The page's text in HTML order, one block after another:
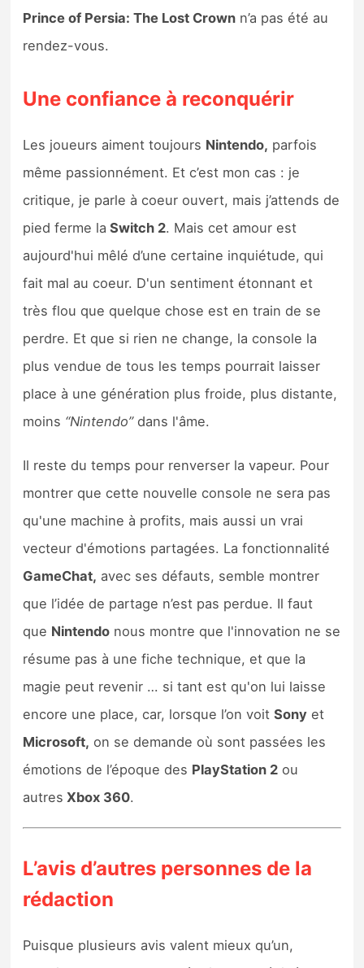
Prince of Persia: The Lost Crown n’a pas été au
rendez-vous.
Une confiance à reconquérir
Les joueurs aiment toujours Nintendo, parfois
même passionnément. Et c’est mon cas : je
critique, je parle à coeur ouvert, mais j’attends de
pied ferme la Switch 2. Mais cet amour est
aujourd'hui mêlé d’une certaine inquiétude, qui
fait mal au coeur. D'un sentiment étonnant et
très flou que quelque chose est en train de se
perdre. Et que si rien ne change, la console la
plus vendue de tous les temps pourrait laisser
place à une génération plus froide, plus distante,
moins “Nintendo”dans l'âme.
Il reste du temps pour renverser la vapeur. Pour
montrer que cette nouvelle console ne sera pas
qu'une machine à profits, mais aussi un vrai
vecteur d'émotions partagées. La fonctionnalité
GameChat, avec ses défauts, semble montrer
que l’idée de partage n’est pas perdue. Il faut
que Nintendo nous montre que l'innovation ne se
résume pas à une fiche technique, et que la
magie peut revenir … si tant est qu'on lui laisse
encore une place, car, lorsque l’on voitSony et
Microsoft, on se demande où sont passées les
émotions de l’époque des PlayStation 2 ou
autres Xbox 360.
L’avis d’autres personnes de la
rédaction
Puisque plusieurs avis valent mieux qu’un,